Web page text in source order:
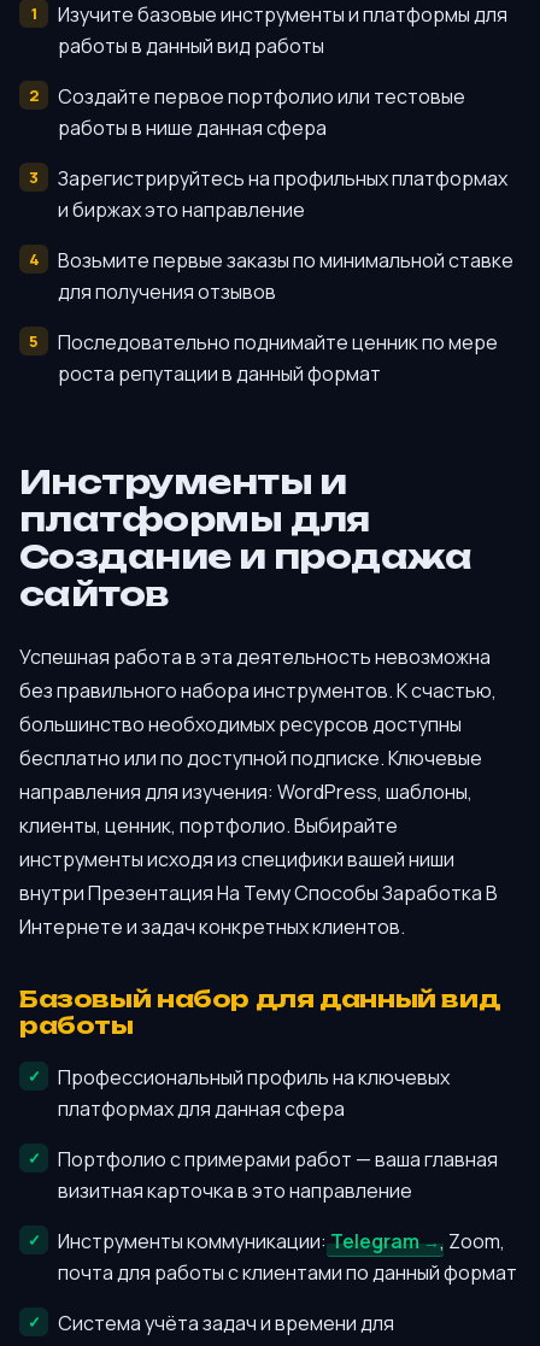
Изучите базовые инструменты и платформы для
работы в данный вид работы
Создайте первое портфолио или тестовые
работы в нише данная сфера
Зарегистрируйтесь на профильных платформах
и биржах это направление
Возьмите первые заказы по минимальной ставке
для получения отзывов
Последовательно поднимайте ценник по мере
роста репутации в данный формат
Инструменты и
платформы для
Создание и продажа
сайтов
Успешная работа в эта деятельность невозможна
без правильного набора инструментов. К счастью,
большинство необходимых ресурсов доступны
бесплатно или по доступной подписке. Ключевые
направления для изучения: WordPress, шаблоны,
клиенты, ценник, портфолио. Выбирайте
инструменты исходя из специфики вашей ниши
внутри Презентация На Тему Способы Заработка В
Интернете и задач конкретных клиентов.
Базовый набор для данный вид
работы
Профессиональный профиль на ключевых
платформах для данная сфера
Портфолио с примерами работ — ваша главная
визитная карточка в это направление
Инструменты коммуникации:Telegram
, Zoom,
почта для работы с клиентами по данный формат
Система учёта задач и времени для